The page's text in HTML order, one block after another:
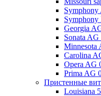
Symphony
Georgia
Sonata AG
Minnesota
Carolina
Opera AG
Prima AG
Пристенные
Louisiana